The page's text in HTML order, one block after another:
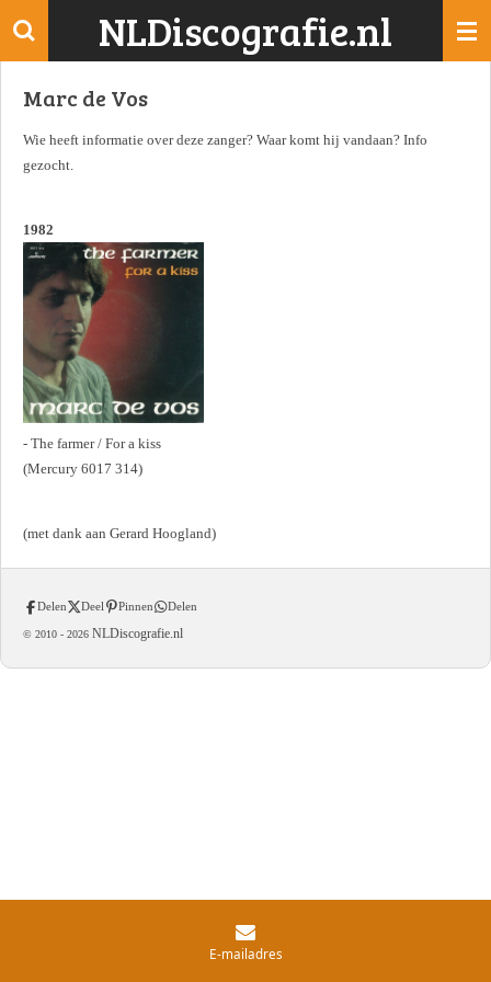
Ga
de
NLDiscografie.nl
Marc de Vos
Wie heeft informatie over deze zanger? Waar komt hij vandaan? Info
gezocht.
1982
- The farmer / For a kiss
(Mercury 6017 314)
(met dank aan Gerard Hoogland)
Delen Deel Pinnen Delen
© 2010 - 2026 NLDiscografie.nl
E-mailadres